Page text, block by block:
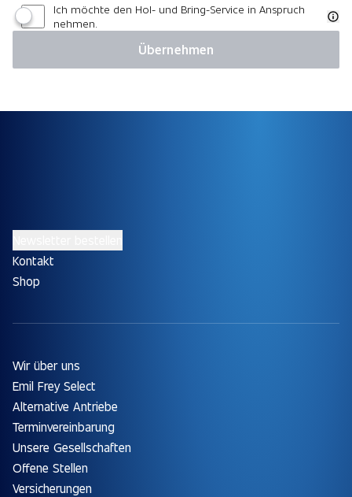
Ich möchte den Hol- und Bring-Service in Anspruch
nehmen.
Übernehmen
Kontakt
Shop
Wir über uns
Emil Frey Select
Alternative Antriebe
Terminvereinbarung
Unsere Gesellschaften
Offene Stellen
Versicherungen